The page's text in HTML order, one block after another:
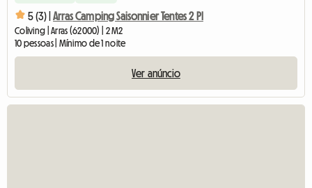
5 (3) | Arras Camping Saisonnier Tentes 2 Pl
Coliving | Arras (62000) | 2 M2
10 pessoas | Mínimo de 1 noite
Ver anúncio